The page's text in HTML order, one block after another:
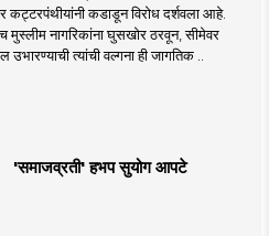
कट्टरपंथीयांनी कडाडून विरोध दर्शवला आहे.
मुस्लीम नागरिकांना घुसखोर ठरवून, सीमेवर
उभारण्याची त्यांची वल्गना ही जागतिक ..
'समाजव्रती' हभप सुयोग आपटे